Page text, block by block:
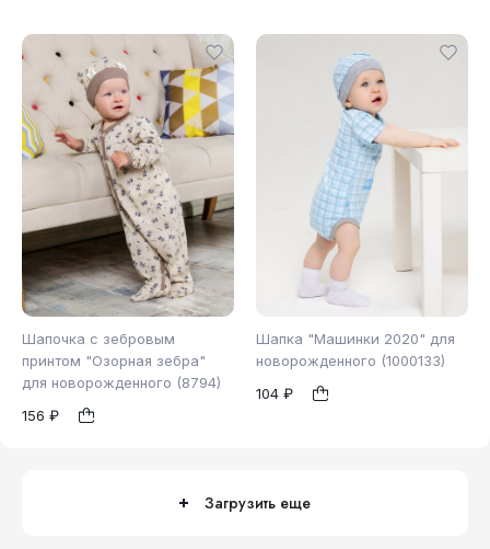
Шапочка с зебровым
принтом "Озорная зебра"
для новорожденного (8794)
156 ₽
1
Шапка "Машинки 2020" для
новорожденного (1000133)
104 ₽
44
Загрузить еще